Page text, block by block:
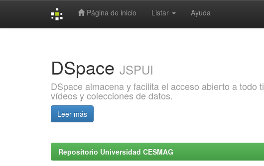
Página de inicio Listar Ayuda
DSpace JSPUI
DSpace almacena y facilita el acceso abierto a
vídeos y colecciones de datos.
Leer más
Repositorio Universidad CESMAG